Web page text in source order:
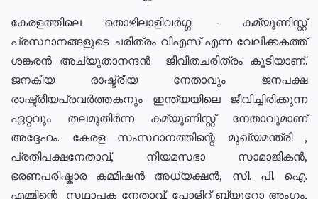
കേരളത്തിലെ തൊഴിലാളിവർഗ്ഗ - കമ്യൂണിസ്റ്റ്
പ്രസ്ഥാനങ്ങളുടെ ചരിത്രം വിഎസ് എന്ന വേലിക്കകത്ത്
ശങ്കരൻ അച്യുതാനന്ദൻ ജീവിതചരിത്രം കൂടിയാണ്.
ജനകീയ രാഷ്ട്രീയ നേതാവും ജനപക്ഷ
രാഷ്ട്രീയപ്രവർത്തകനും ഇന്ത്യയിലെ ജീവിച്ചിരിക്കുന്ന
ഏറ്റവും തലമുതിർന്ന കമ്യൂണിസ്റ്റ് നേതാവുമാണ്
അദ്ദേഹം. കേരള സംസ്ഥാനത്തിന്റെ മുഖ്യമന്ത്രി ,
പ്രതിപക്ഷനേതാവ്, നിയമസഭാ സാമാജികൻ,
ഭരണപരിഷ്കാര കമ്മീഷൻ അധ്യക്ഷൻ, സി. പി. ഐ.
എമ്മിന്റെ സഥാപക നേതാവ്, പോളിറ്റ് ബ്യുറോ അംഗം,